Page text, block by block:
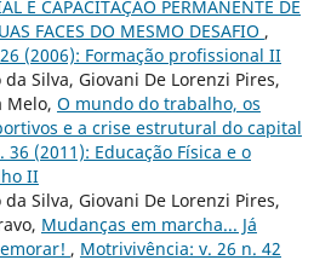
E CAPACITAÇÃO PERMANENTE DE
FACES DO MESMO DESAFIO ,
(2006): Formação profissional II
Silva, Giovani De Lorenzi Pires,
Melo, O mundo do trabalho, os
e a crise estrutural do capital
(2011): Educação Física e o
II
Silva, Giovani De Lorenzi Pires,
Mudanças em marcha... Já
, Motrivivência: v. 26 n. 42